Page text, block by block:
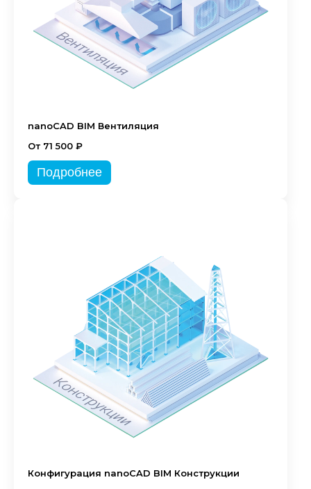
nanoCAD BIM Вентиляция
От 71 500 ₽
Подробнее
Конфигурация nanoCAD BIM Конструкции